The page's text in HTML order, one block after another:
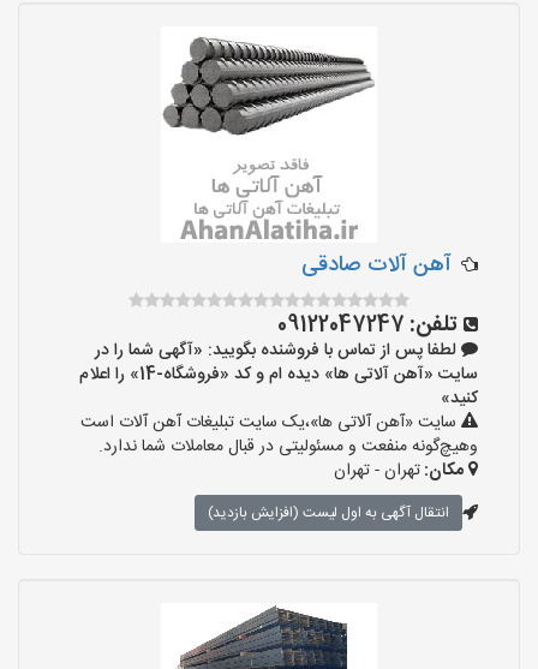
آهن آلات صادقی
تلفن: 09122047247
لطفا پس از تماس با فروشنده بگویید: «آگهی شما را در
سایت «آهن آلاتی ها» دیده ام و کد «فروشگاه-14» را اعلام
کنید»
سایت «آهن آلاتی ها»،یک سایت تبلیغات آهن آلات است
وهیچ‌گونه منفعت و مسئولیتی در قبال معاملات شما ندارد.
مکان:تهران - تهران
انتقال آگهی به اول لیست (افزایش بازدید)